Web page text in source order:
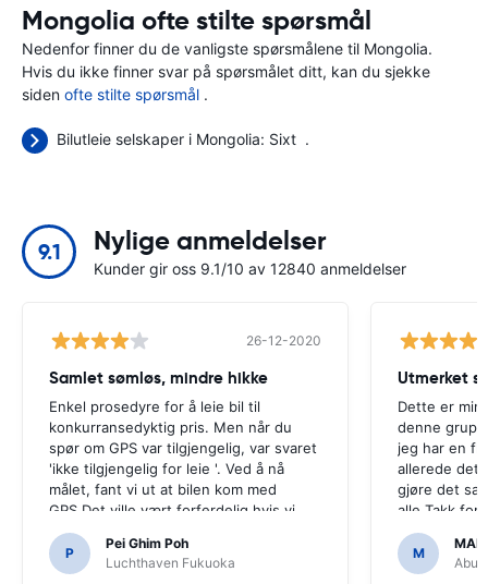
Mongolia ofte stilte spørsmål
Nedenfor finner du de vanligste spørsmålene til Mongolia.
Hvis du ikke finner svar på spørsmålet ditt, kan du sjekke
siden ofte stilte spørsmål .
Bilutleie selskaper i Mongolia: Sixt .
9.1 Nylige anmeldelser
Kunder gir oss 9.1/10 av 12840 anmeldelser
26-12-2020
Samlet sømløs, mindre hikke
Enkel prosedyre for å leie bil til
konkurransedyktig pris. Men når du
spør om GPS var tilgjengelig, var svaret
'ikke tilgjengelig for leie '. Ved å nå
målet, fant vi ut at bilen kom med
GPS.Det ville vært forferdelig hvis vi
hadde bestemt seg for å kjøpe en GPS
som det var nødvendig å navigere
japanske veier.
P
Pei Ghim Poh
Luchthaven Fukuoka
Utmerket
Dette er min
denne
jeg har en
allerede det
gjøre det
alle.Takk for
enkelt.
M
Abu